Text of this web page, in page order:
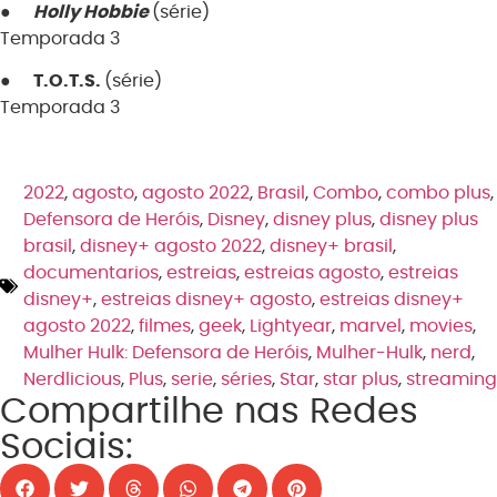
● HollyHobbie(série)
Temporada 3
● T.O.T.S. (série)
Temporada 3
2022,agosto,agosto 2022, Brasil,Combo,combo plus,
Defensora de Heróis, Disney,disney plus,disney plus
brasil,disney+ agosto 2022,disney+ brasil,
documentarios,estreias,estreias agosto,estreias
disney+,estreias disney+ agosto,estreias disney+
agosto 2022,filmes,geek, Lightyear, marvel, movies,
Mulher Hulk: Defensora de Heróis, Mulher-Hulk, nerd,
Nerdlicious, Plus, serie, séries, Star, star plus, streaming
Compartilhe nas Redes
Sociais: